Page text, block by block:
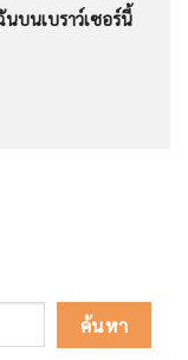
บนเบราว์เซอร์นี้
ค้นหา